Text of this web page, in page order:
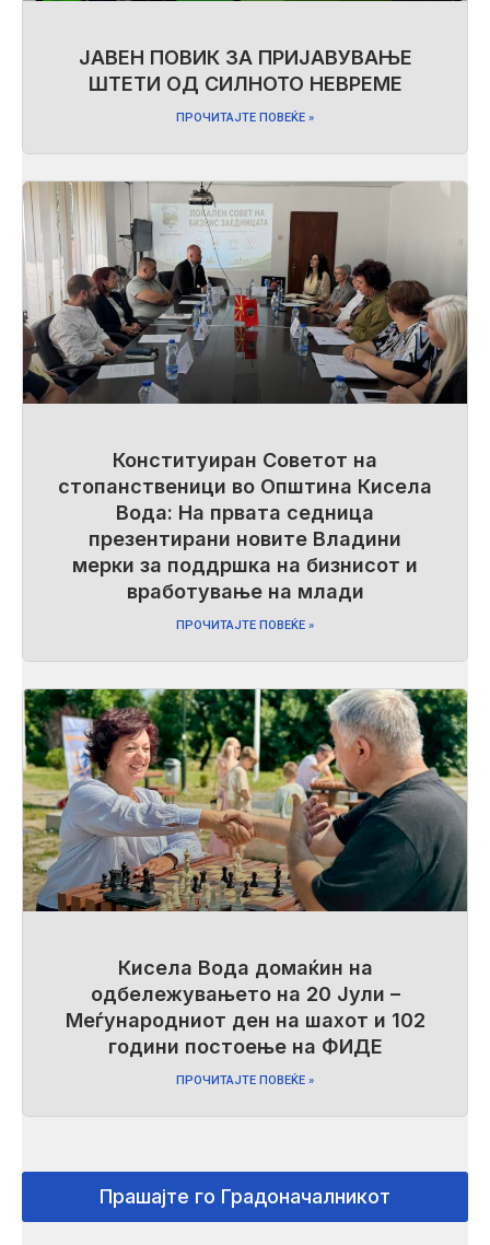
ЈАВЕН ПОВИК ЗА ПРИЈАВУВАЊЕ
ШТЕТИ ОД СИЛНОТО НЕВРЕМЕ
ПРОЧИТАЈТЕ ПОВЕЌЕ »
Конституиран Советот на
стопанственици во Општина Кисела
Вода: На првата седница
презентирани новите Владини
мерки за поддршка на бизнисот и
вработување на млади
ПРОЧИТАЈТЕ ПОВЕЌЕ »
Кисела Вода домаќин на
одбележувањето на 20 Јули –
Меѓународниот ден на шахот и 102
години постоење на ФИДЕ
ПРОЧИТАЈТЕ ПОВЕЌЕ »
Прашајте го Градоначалникот